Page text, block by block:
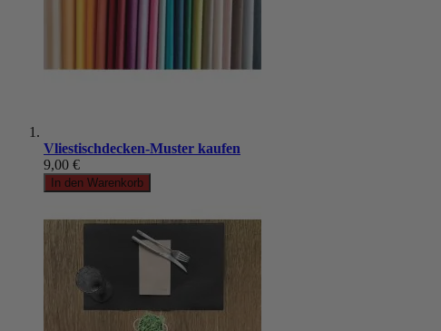
Vliestischdecken-Muster kaufen
9,00 €
In den Warenkorb